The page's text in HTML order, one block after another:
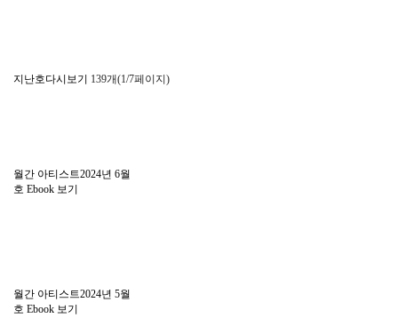
지난호다시보기 139개(1/7페이지)
월간 아티스트2024년 6월
호 Ebook 보기
월간 아티스트2024년 5월
호 Ebook 보기